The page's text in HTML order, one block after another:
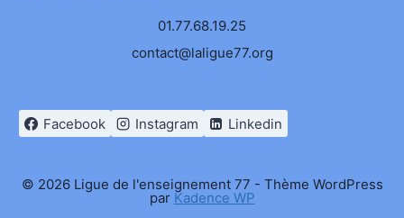
01.77.68.19.25
contact@laligue77.org
Facebook Instagram Linkedin
© 2026 Ligue de l'enseignement 77 - Thème WordPress
par Kadence WP